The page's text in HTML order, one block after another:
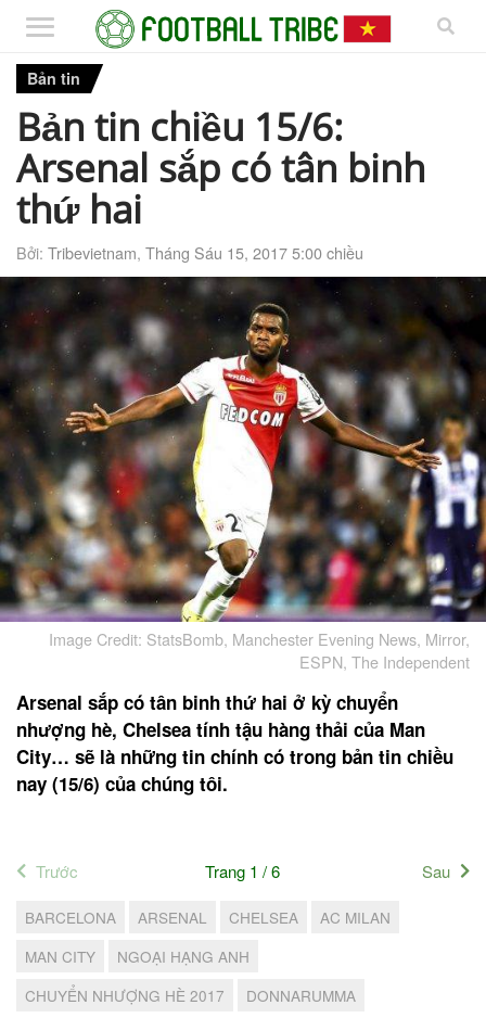
Bản tin
Bản tin chiều 15/6:
Arsenal sắp có tân binh
thứ hai
Bởi: Tribevietnam, Tháng Sáu 15, 2017 5:00 chiều
Image Credit: StatsBomb, Manchester Evening News, Mirror,
ESPN, The Independent
Arsenal sắp có tân binh thứ hai ở kỳ chuyển
nhượng hè, Chelsea tính tậu hàng thải của Man
City… sẽ là những tin chính có trong bản tin chiều
nay (15/6) của chúng tôi.
Trước Trang 1 / 6 Sau
BARCELONA ARSENAL CHELSEA
AC MILAN
MAN CITY
NGOẠI HẠNG ANH
CHUYỂN NHƯỢNG HÈ 2017
DONNARUMMA